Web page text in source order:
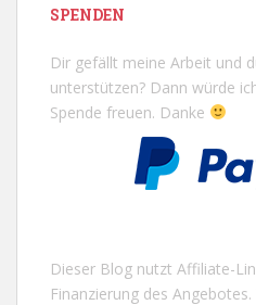
SPENDEN
Dir gefällt meine Arbeit und
unterstützen? Dann würde
Spende freuen. Danke
Dieser Blog nutzt Affiliate-
Finanzierung des